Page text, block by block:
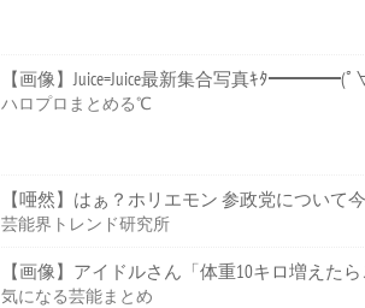
【画像】Juice=Juice最新集合写真ｷﾀ
ハロプロまとめる℃
【唖然】はぁ？ホリエモン 参政党について
芸能界トレンド研究所
【画像】アイドルさん「体重10キロ増えたら
気になる芸能まとめ